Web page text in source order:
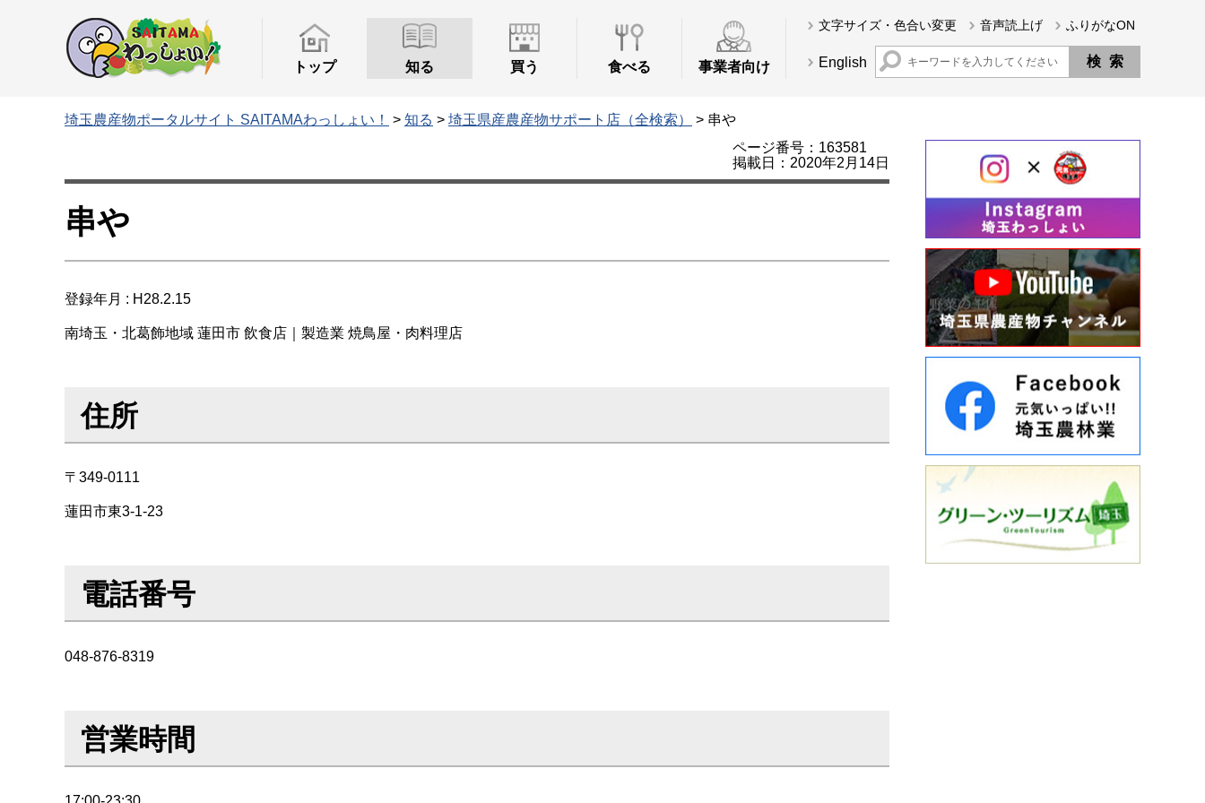
トップ 知る 買う 食べる 事業者向け
文字サイズ・色合い変更 音声読上げ ふりがなON
English
埼玉農産物ポータルサイト SAITAMAわっしょい！ > 知る > 埼玉県産農産物サポート店（全検索）
> 串や
ページ番号：163581
掲載日：2020年2月14日
串や
登録年月 : H28.2.15
南埼玉・北葛飾地域 蓮田市 飲食店｜製造業 焼鳥屋・肉料理店
住所
〒349-0111
蓮田市東3-1-23
電話番号
048-876-8319
営業時間